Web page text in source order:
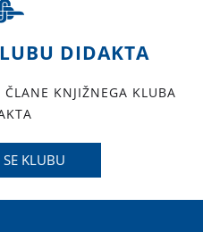
DIDAKTA
ČLANE KNJIŽNEGA KLUBA
KLUBU